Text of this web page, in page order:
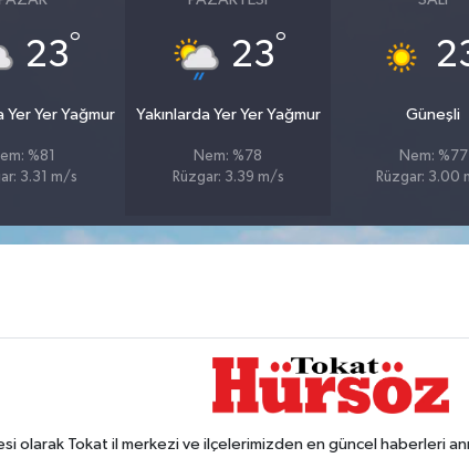
23°
Yer Yer Yağmur
%81
3.31 m/s
23°
Yakınlarda Yer Yer Yağmur
Nem: %78
Rüzgar: 3.39 m/s
Güneşli
Nem: %77
Rüzgar: 3.00
olarak Tokat il merkezi ve ilçelerimizden en güncel haberleri